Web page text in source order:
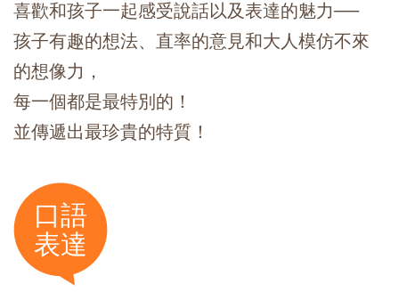
喜歡和孩子一起感受說話以及表達的魅力──
孩子有趣的想法、直率的意見和大人模仿不來
的想像力，
每一個都是最特別的！
並傳遞出最珍貴的特質！
口語
表達